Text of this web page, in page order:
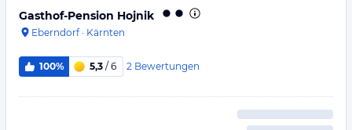
Gasthof-Pension Hojnik
Eberndorf· Kärnten
100% 5,3 / 6 2 Bewertungen